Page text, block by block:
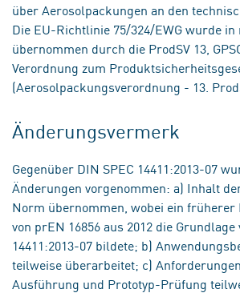
über Aerosolpackungen an den
Die EU-Richtlinie 75/324/EWG wurde
übernommen durch die ProdSV 13,
Verordnung zum
(Aerosolpackungsverordnung - 13.
Änderungsvermerk
Gegenüber DIN SPEC 14411:2013-07
Änderungen vorgenommen: a) Inhalt
Norm übernommen, wobei ein
von prEN 16856 aus 2012 die Grundlage
14411:2013-07 bildete; b)
teilweise überarbeitet; c)
Ausführung und Prototyp-Prüfung